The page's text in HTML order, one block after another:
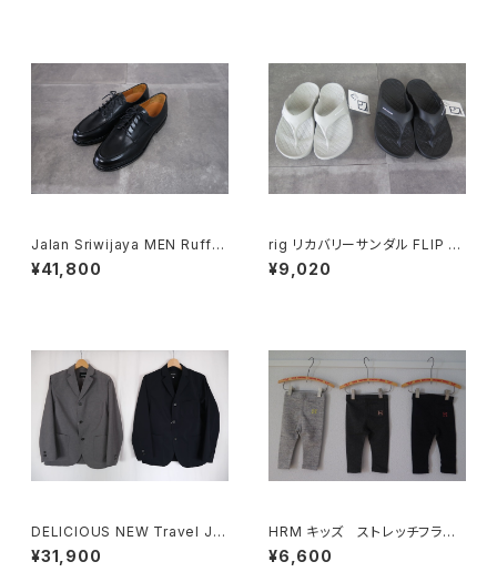
Jalan Sriwijaya MEN Ruffle
/ BLACK CALF (DAINITE SO
LE)
¥41,800
rig リカバリーサンダル FLIP FL
OP 2.0
¥9,020
DELICIOUS NEW Travel Ja
cket
¥31,900
HRM キッズ ストレッチフライ
スレギンス
¥6,600